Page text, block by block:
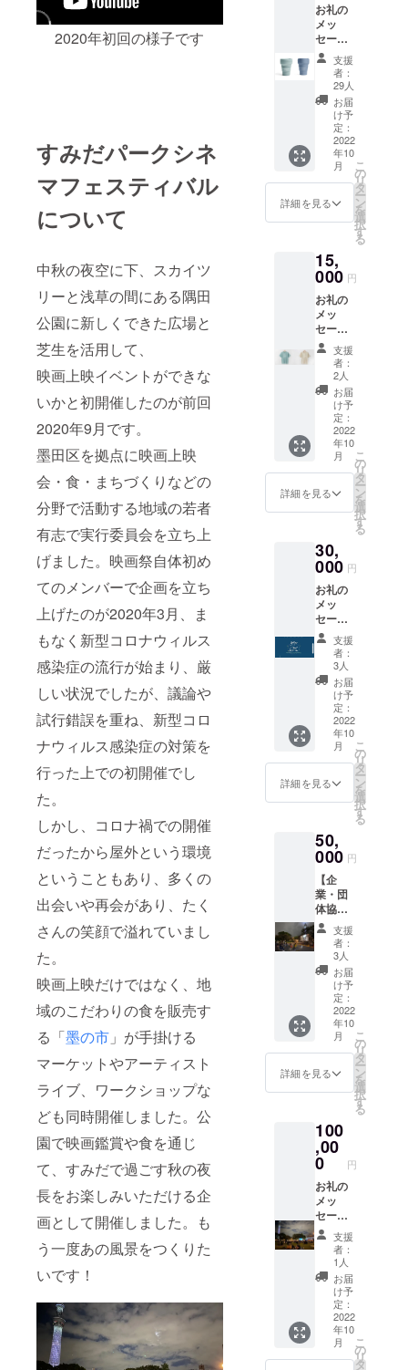
2020年初回の様子です
すみだパークシネ
マフェスティバル
について
中秋の夜空に下、スカイツ
リーと浅草の間にある隅田
公園に新しくできた広場と
芝生を活用して、
映画上映イベントができな
いかと初開催したのが前回
2020年9月です。
墨田区を拠点に映画上映
会・食・まちづくりなどの
分野で活動する地域の若者
有志で実行委員会を立ち上
げました。映画祭自体初め
てのメンバーで企画を立ち
上げたのが2020年3月、ま
もなく新型コロナウィルス
感染症の流行が始まり、厳
しい状況でしたが、議論や
試行錯誤を重ね、新型コロ
ナウィルス感染症の対策を
行った上での初開催でし
た。
しかし、コロナ禍での開催
だったから屋外という環境
ということもあり、多くの
出会いや再会があり、たく
さんの笑顔で溢れていまし
た。
映画上映だけではなく、地
域のこだわりの食を販売す
る「墨の市 」が手掛ける
マーケットやアーティスト
ライブ、ワークショップな
ども同時開催しました。公
園で映画鑑賞や食を通じ
て、すみだで過ごす秋の夜
長をお楽しみいただける企
画として開催しました。も
う一度あの風景をつくりた
いです！
お礼の
メッ
セージ
メー
ル、オ
リジナ
ル折り
たたみ
タンブ
ラー1個
（デザ
イン／
色が画
像と異
なる場
合があ
す）
支援
者：
29人
お届
け予
定：
2022
年10
月
詳細を見る
こ
の
リ
タ
ー
ン
を
選
択
す
る
15,
000 円
お礼の
メッ
セージ
メー
ル、オ
リジナ
ルTシャ
ツ(日本
製)1枚
（デザ
イン／
色が画
像と異
なる場
合があ
りま
支援
者：
2人
お届
け予
定：
2022
年10
月
詳細を見る
こ
の
リ
タ
ー
ン
を
選
択
す
る
30,
000 円
お礼の
メッ
セージ
メー
ル、オ
リジナ
ル折り
たたみ
タンブ
ラー1
個、オ
リジナ
ルTシャ
ツ(日本
製)1枚
（デザ
色が画
像と異
なる場
合があ
りま
す） 公
式HPに
てお名
前掲載
(任意)
※「支援
時に必
ず備考
欄にご
希望の
お名前
をご記
ない場
合は
CAMPF
IREにて
使用さ
れてい
るハン
ドル
ネーム
を使用
させて
頂きま
すので
ご了承
くださ
い。ま
た、特
支援
者：
3人
お届
け予
定：
2022
年10
月
詳細を見る
こ
の
リ
タ
ー
ン
を
選
択
す
る
50,
000 円
【企
業・団
体協賛
向け】
お礼の
メッ
セージ
メー
ル、オ
リジナ
ル折り
たたみ
タンブ
ラー2
個、オ
リジナ
ツ(日本
製)1枚
（デザ
イン／
色が画
像と異
なる場
合があ
りま
す）、
公式HP
に掲
載、当
日会場
スク
リーン
に御社
支援
者：
3人
お届
け予
定：
2022
年10
月
詳細を見る
こ
の
リ
タ
ー
ン
を
選
択
す
る
100
,00
0 円
お礼の
メッ
セージ
メー
ル、オ
リジナ
ル折り
たたみ
タンブ
ラー2
個、オ
リジナ
ルTシャ
支援
者：
1人
お届
け予
定：
2022
年10
月
こ
の
リ
タ